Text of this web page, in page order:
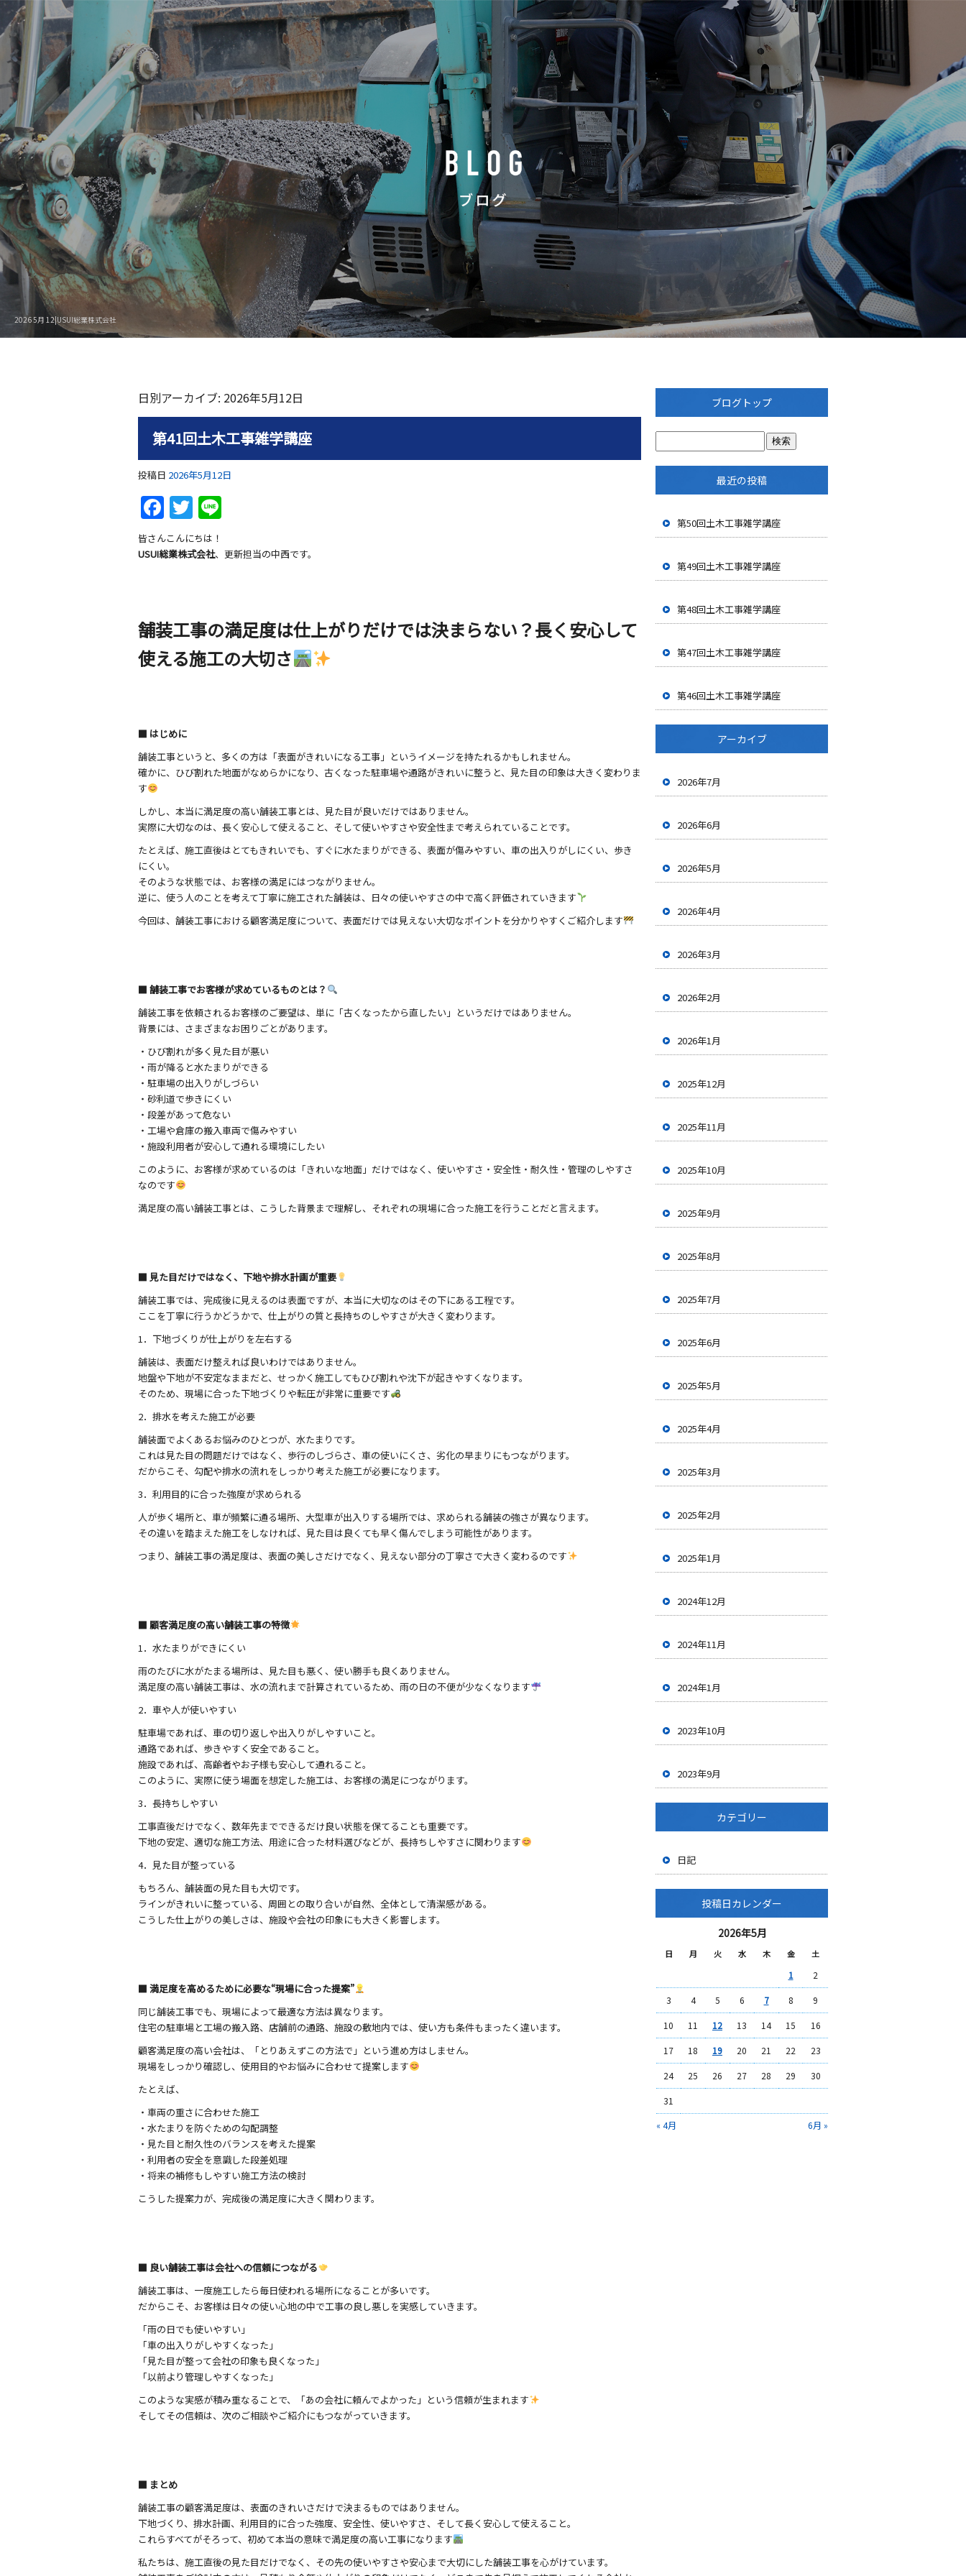
2026 5月 12|USUI総業株式会社
日別アーカイブ: 2026年5月12日
第41回土木工事雑学講座
投稿日 2026年5月12日
F
a
c
o
o
k
T
w
itt e
皆さんこんにちは！
USUI総業株式会社、更新担当の中西です。
舗装工事の満足度は仕上がりだけでは決まらない？長く安心して
使える施工の大切さ
■ はじめに
舗装工事というと、多くの方は「表面がきれいになる工事」というイメージを持たれるかもしれません。
確かに、ひび割れた地面がなめらかになり、古くなった駐車場や通路がきれいに整うと、見た目の印象は大きく変わりま
す
しかし、本当に満足度の高い舗装工事とは、見た目が良いだけではありません。
実際に大切なのは、長く安心して使えること、そして使いやすさや安全性まで考えられていることです。
たとえば、施工直後はとてもきれいでも、すぐに水たまりができる、表面が傷みやすい、車の出入りがしにくい、歩き
にくい。
そのような状態では、お客様の満足にはつながりません。
逆に、使う人のことを考えて丁寧に施工された舗装は、日々の使いやすさの中で高く評価されていきます
今回は、舗装工事における顧客満足度について、表面だけでは見えない大切なポイントを分かりやすくご紹介します
■ 舗装工事でお客様が求めているものとは？
舗装工事を依頼されるお客様のご要望は、単に「古くなったから直したい」というだけではありません。
背景には、さまざまなお困りごとがあります。
・ひび割れが多く見た目が悪い
・雨が降ると水たまりができる
・駐車場の出入りがしづらい
・砂利道で歩きにくい
・段差があって危ない
・工場や倉庫の搬入車両で傷みやすい
・施設利用者が安心して通れる環境にしたい
このように、お客様が求めているのは「きれいな地面」だけではなく、使いやすさ・安全性・耐久性・管理のしやすさ
なのです
満足度の高い舗装工事とは、こうした背景まで理解し、それぞれの現場に合った施工を行うことだと言えます。
■ 見た目だけではなく、下地や排水計画が重要
舗装工事では、完成後に見えるのは表面ですが、本当に大切なのはその下にある工程です。
ここを丁寧に行うかどうかで、仕上がりの質と長持ちのしやすさが大きく変わります。
1．下地づくりが仕上がりを左右する
舗装は、表面だけ整えれば良いわけではありません。
地盤や下地が不安定なままだと、せっかく施工してもひび割れや沈下が起きやすくなります。
そのため、現場に合った下地づくりや転圧が非常に重要です
2．排水を考えた施工が必要
舗装面でよくあるお悩みのひとつが、水たまりです。
これは見た目の問題だけではなく、歩行のしづらさ、車の使いにくさ、劣化の早まりにもつながります。
だからこそ、勾配や排水の流れをしっかり考えた施工が必要になります。
3．利用目的に合った強度が求められる
人が歩く場所と、車が頻繁に通る場所、大型車が出入りする場所では、求められる舗装の強さが異なります。
その違いを踏まえた施工をしなければ、見た目は良くても早く傷んでしまう可能性があります。
つまり、舗装工事の満足度は、表面の美しさだけでなく、見えない部分の丁寧さで大きく変わるのです
■ 顧客満足度の高い舗装工事の特徴
1．水たまりができにくい
雨のたびに水がたまる場所は、見た目も悪く、使い勝手も良くありません。
満足度の高い舗装工事は、水の流れまで計算されているため、雨の日の不便が少なくなります
2．車や人が使いやすい
駐車場であれば、車の切り返しや出入りがしやすいこと。
通路であれば、歩きやすく安全であること。
施設であれば、高齢者やお子様も安心して通れること。
このように、実際に使う場面を想定した施工は、お客様の満足につながります。
3．長持ちしやすい
工事直後だけでなく、数年先までできるだけ良い状態を保てることも重要です。
下地の安定、適切な施工方法、用途に合った材料選びなどが、長持ちしやすさに関わります
4．見た目が整っている
もちろん、舗装面の見た目も大切です。
ラインがきれいに整っている、周囲との取り合いが自然、全体として清潔感がある。
こうした仕上がりの美しさは、施設や会社の印象にも大きく影響します。
■ 満足度を高めるために必要な“現場に合った提案”
同じ舗装工事でも、現場によって最適な方法は異なります。
住宅の駐車場と工場の搬入路、店舗前の通路、施設の敷地内では、使い方も条件もまったく違います。
顧客満足度の高い会社は、「とりあえずこの方法で」という進め方はしません。
現場をしっかり確認し、使用目的やお悩みに合わせて提案します
たとえば、
・車両の重さに合わせた施工
・水たまりを防ぐための勾配調整
・見た目と耐久性のバランスを考えた提案
・利用者の安全を意識した段差処理
・将来の補修もしやすい施工方法の検討
こうした提案力が、完成後の満足度に大きく関わります。
■ 良い舗装工事は会社への信頼につながる
舗装工事は、一度施工したら毎日使われる場所になることが多いです。
だからこそ、お客様は日々の使い心地の中で工事の良し悪しを実感していきます。
「雨の日でも使いやすい」
「車の出入りがしやすくなった」
「見た目が整って会社の印象も良くなった」
「以前より管理しやすくなった」
このような実感が積み重なることで、「あの会社に頼んでよかった」という信頼が生まれます
そしてその信頼は、次のご相談やご紹介にもつながっていきます。
■ まとめ
舗装工事の顧客満足度は、表面のきれいさだけで決まるものではありません。
下地づくり、排水計画、利用目的に合った強度、安全性、使いやすさ、そして長く安心して使えること。
これらすべてがそろって、初めて本当の意味で満足度の高い工事になります
私たちは、施工直後の見た目だけでなく、その先の使いやすさや安心まで大切にした舗装工事を心がけています。
ブログトップ
最近の投稿
第50回土木工事雑学講座
第49回土木工事雑学講座
第48回土木工事雑学講座
第47回土木工事雑学講座
第46回土木工事雑学講座
アーカイブ
2026年7月
2026年6月
2026年5月
2026年4月
2026年3月
2026年2月
2026年1月
2025年12月
2025年11月
2025年10月
2025年9月
2025年8月
2025年7月
2025年6月
2025年5月
2025年4月
2025年3月
2025年2月
2025年1月
2024年12月
2024年11月
2024年1月
2023年10月
2023年9月
カテゴリー
日記
投稿日カレンダー
2026年5月
日 月 火 水 木 金 土
« 4月 6月 »
1 2
3 4 5 6 7 8 9
10 11 12 13 14 15 16
17 18 19 20 21 22 23
24 25 26 27 28 29 30
31